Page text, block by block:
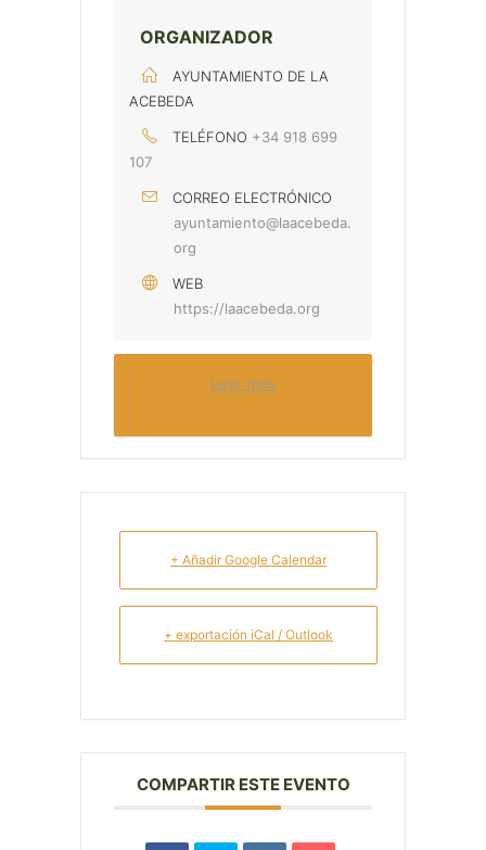
ORGANIZADOR
AYUNTAMIENTO DE LA
ACEBEDA
TELÉFONO +34 918 699
107
CORREO ELECTRÓNICO
ayuntamiento@laacebeda.
org
WEB
https://laacebeda.org
Leer más
+ Añadir Google Calendar
+ exportación iCal / Outlook
COMPARTIR ESTE EVENTO